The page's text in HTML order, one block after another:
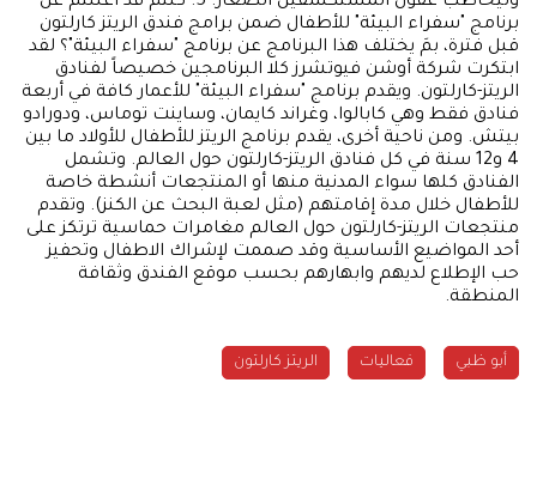
برنامج "سفراء البيئة" للأطفال ضمن برامج فندق الريتز كارلتون
قبل فترة، بمَ يختلف هذا البرنامج عن برنامج "سفراء البيئة"؟ لقد
ابتكرت شركة أوشن فيوتشرز كلا البرنامجين خصيصاً لفنادق
الريتز-كارلتون. ويقدم برنامج "سفراء البيئة" للأعمار كافة في أربعة
فنادق فقط وهي كابالوا، وغراند كايمان، وساينت توماس، ودورادو
بيتش. ومن ناحية أخرى، يقدم برنامج الريتز للأطفال للأولاد ما بين
4 و12 سنة في كل فنادق الريتز-كارلتون حول العالم. وتشمل
الفنادق كلها سواء المدنية منها أو المنتجعات أنشطة خاصة
للأطفال خلال مدة إقامتهم (مثل لعبة البحث عن الكنز). وتقدم
منتجعات الريتز-كارلتون حول العالم مغامرات حماسية ترتكز على
أحد المواضيع الأساسية وقد صممت لإشراك الاطفال وتحفيز
حب الإطلاع لديهم وابهارهم بحسب موقع الفندق وثقافة
المنطقة.
أبو ظبي فعاليات الريتز كارلتون